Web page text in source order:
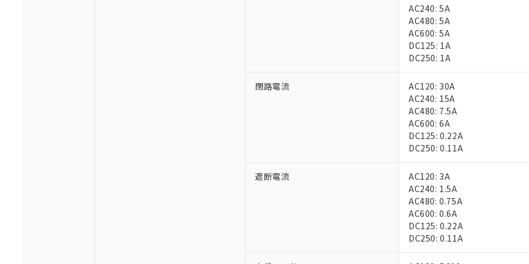
AC240: 5A
AC480: 5A
AC600: 5A
DC125: 1A
DC250: 1A
閉路電流
AC120: 30A
AC240: 15A
AC480: 7.5A
AC600: 6A
DC125: 0.22A
DC250: 0.11A
遮断電流
AC120: 3A
AC240: 1.5A
AC480: 0.75A
AC600: 0.6A
DC125: 0.22A
DC250: 0.11A
正式な納期状況および標準価格はお客様のお取引先、またはお客様担当のオムロ
販売ネットワーク
在庫状況および標準価格結果を当社の事前の承諾なく第三者に漏洩または開示し
マイパーツ機能（部品リスト作成サービス）をご利用いただくには、I-Webメンバ
ている必要があります。
お客様が当ウェブサイト上で当社にご登録された部品リストについて、当社およ
が、当社の製品・サービスに関するお客様との取引・商談に必要な範囲で利用す
"個人情報の共同利用に関して"
の「1.共同利用者の
部品在庫の切り替え状況などにより、予定月が前後することがあります。
下記の非含有証明書をダウンロードすることができます。
51物質の非含有証明書（当社基準）
※本証明書は発行日時点で非含有を証明するもので、過去に遡って非含有を証明するも
また、RoHS指令のフタル酸エステル類４物質の対応では、対応完了までの期間は出
混在することから備考欄に対応日を記載しておりました。
既に当社にて対応品への在庫切替を完了していることから、特段のことがない限り、
DBP(フタル酸ジブチル) : 1000ppm、 DIBP(フタル酸ジイソブチル) : 1000ppm、 BBP(フタル酸ブチルベンジル)
「ｅ」：有害物質（10物質）のすべてが基準値以下であることを示します。
「10」：通常の使用状況下において有害物質が外部に漏えいし、環境に深刻な影響を及
「－」：未確認です。当社販売部門へお問い合わせください。
当社は貴社製品を、核兵器、ミサイル、化学兵器、生物兵器またはその他武器並
当社は、貴社製品を第三者に販売する場合は、上記1、2および3の内容を当該第三
また当社は、販売先および販売に係わる関係者が違法に輸出するおそれがある場
在庫なし(最新の在庫状況については、お客様のお取引先、またはお客様担当
受注生産機種、また在庫状況の情報を公開していない機種